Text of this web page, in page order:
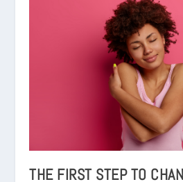
THE FIRST STEP TO